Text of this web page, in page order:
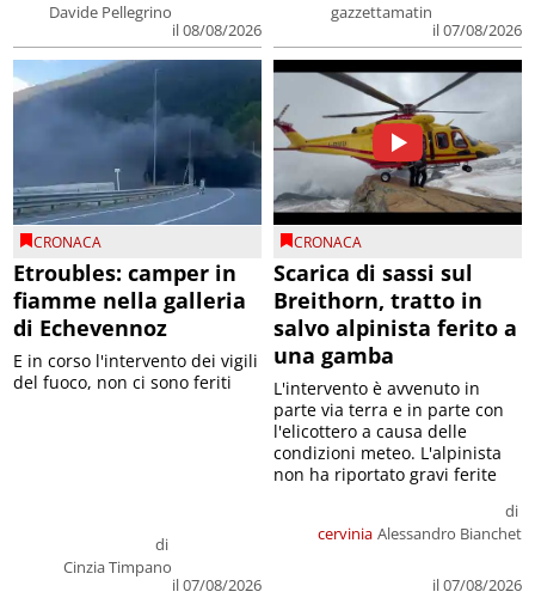
Davide Pellegrino
il 08/08/2026
gazzettamatin
il 07/08/2026
CRONACA
Etroubles: camper in
fiamme nella galleria
di Echevennoz
di
Cinzia Timpano
il 07/08/2026
E in corso l'intervento dei vigili
del fuoco, non ci sono feriti
CRONACA
Scarica di sassi sul
Breithorn, tratto in
salvo alpinista ferito a
una gamba
cervinia
di
Alessandro Bianchet
il 07/08/2026
L'intervento è avvenuto in
parte via terra e in parte con
l'elicottero a causa delle
condizioni meteo. L'alpinista
non ha riportato gravi ferite